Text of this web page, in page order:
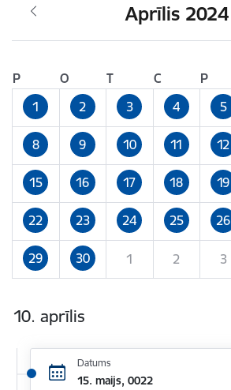
Aprīlis 2024
P O T C P
1
2 3 4 5
8 9 10 11 12
15 16 17 18 19
22 23 24 25 26
29 30 1 2 3
10. aprīlis
Datums
15. maijs, 0022